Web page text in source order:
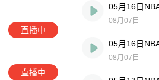
直播中
直播中
08月07日
08月07日